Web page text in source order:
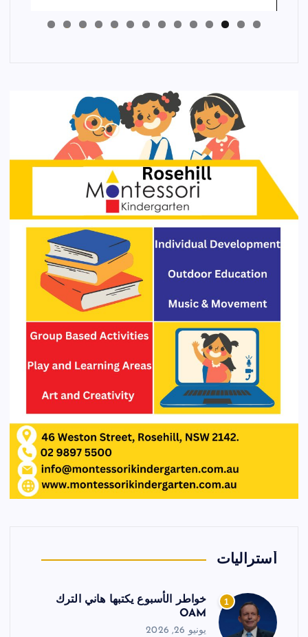
أستراليات
1
خواطر الأسبوع يكتبها هاني الترك
OAM
يونيو 26, 2026